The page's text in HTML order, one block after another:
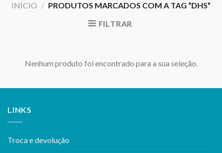
INÍCIO / PRODUTOS MARCADOS COM A TAG “DHS”
FILTRAR
Nenhum produto foi encontrado para a sua seleção.
LINKS
Troca e devolução